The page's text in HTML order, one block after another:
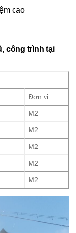
cao
công trình tại
Đơn vị
M2
M2
M2
M2
M2